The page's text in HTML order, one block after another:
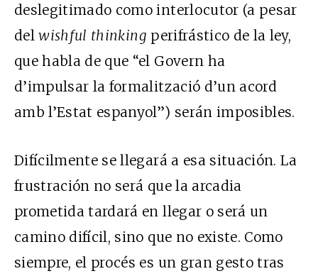
deslegitimado como interlocutor (a pesar
delwishful thinking perifrástico de la ley,
que habla de que “el Govern ha
d’impulsar la formalització d’un acord
amb l’Estat espanyol”) serán imposibles.
Difícilmente se llegará a esa situación. La
frustración no será que la arcadia
prometida tardará en llegar o será un
camino difícil, sino que no existe. Como
siempre, el procés es un gran gesto tras